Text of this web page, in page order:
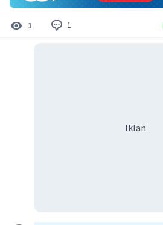
1 1
Iklan